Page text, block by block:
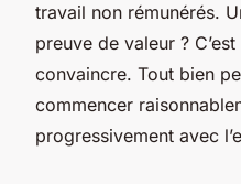
travail non rémunérés.
preuve de valeur ?
convaincre. Tout bien
commencer
progressivement avec